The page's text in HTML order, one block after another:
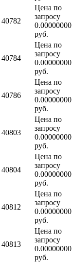
40782
Цена по
запросу
0.00000000
руб.
40784
Цена по
запросу
0.00000000
руб.
40786
Цена по
запросу
0.00000000
руб.
40803
Цена по
запросу
0.00000000
руб.
40804
Цена по
запросу
0.00000000
руб.
40812
Цена по
запросу
0.00000000
руб.
40813
Цена по
запросу
0.00000000
руб.